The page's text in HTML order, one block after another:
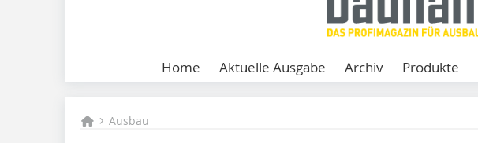
Home Aktuelle Ausgabe Archiv Produkte
Ausbau